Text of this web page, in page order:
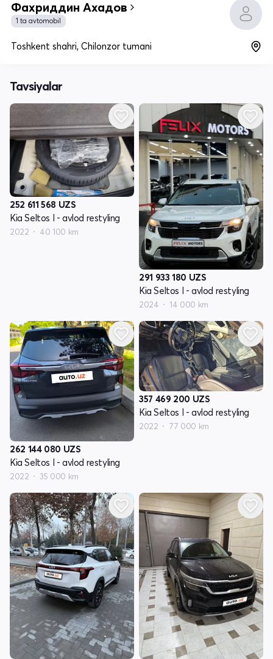
Фахриддин Ахадов
1 ta avtomobil
Toshkent shahri, Chilonzor tumani
Tavsiyalar
252 611 568 UZS
Kia Seltos I - avlod restyling
2022 40 100 km
291 933 180 UZS
Kia Seltos I - avlod restyling
2024 14 000 km
262 144 080 UZS
Kia Seltos I - avlod restyling
2022 35 000 km
357 469 200 UZS
Kia Seltos I - avlod restyling
2022 77 000 km